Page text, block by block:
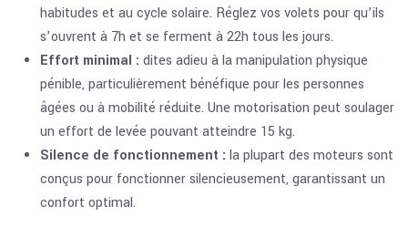
habitudes et au cycle solaire. Réglez vos volets pour qu’ils
s’ouvrent à 7h et se ferment à 22h tous les jours.
Effort minimal : dites adieu à la manipulation physique
pénible, particulièrement bénéfique pour les personnes
âgées ou à mobilité réduite. Une motorisation peut soulager
un effort de levée pouvant atteindre 15 kg.
Silence de fonctionnement : la plupart des moteurs sont
conçus pour fonctionner silencieusement, garantissant un
confort optimal.